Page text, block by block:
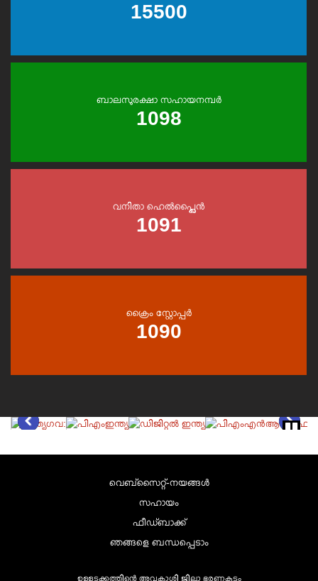
15500
ബാലസുരക്ഷാ സഹായനമ്പര്‍
1098
വനിതാ ഹെൽപ്പ്ലൈൻ
1091
ക്രൈം സ്റ്റോപ്പർ
1090
വെബ്സൈറ്റ്-നയങ്ങള്‍
സഹായം
ഫീഡ്ബാക്ക്
ഞങ്ങളെ ബന്ധപ്പെടാം
ഉള്ളടക്കത്തിന്റെ അവകാശി ജില്ലാ ഭരണകൂടം